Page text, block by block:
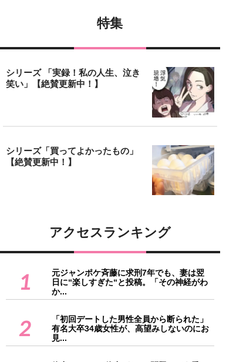
特集
シリーズ 「実録！私の人生、泣き
笑い」【絶賛更新中！】
シリーズ「買ってよかったもの」
【絶賛更新中！】
アクセスランキング
1
元ジャンポケ斉藤に求刑7年でも、妻は翌
日に“楽しすぎた“と投稿。「その神経がわ
か...
2
「初回デートした男性全員から断られた」
有名大卒34歳女性が、高望みしないのにお
見...